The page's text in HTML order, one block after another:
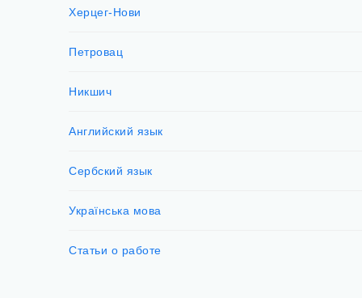
Херцег-Нови
Петровац
Никшич
Английский язык
Сербский язык
Українська мова
Статьи о работе